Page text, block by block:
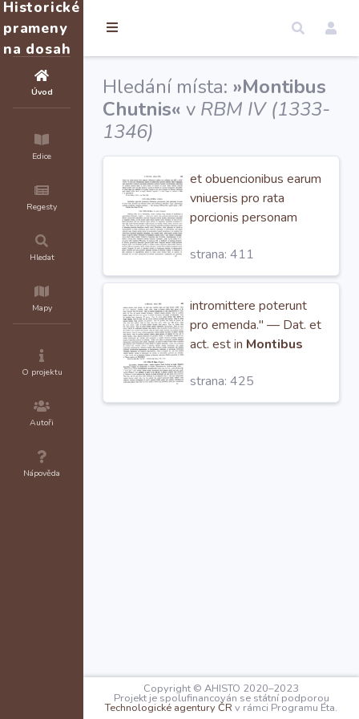
Historické
prameny
na dosah
Úvod
Edice
Regesty
Hledat
Mapy
O projektu
Autoři
Nápověda
Hledání místa: »Montibus
Chutnis« v RBM IV (1333-
1346)
et obuencionibus earum
vniuersis pro rata
porcionis personam
Chutniset Brzeznicz et
alibi vbicunque in
regno
strana: 411
intromittere poterunt
pro emenda." — Dat. et
act. est in Montibus
nostrorum fidelium
presencia in vigilia s.
strana: 425
Copyright © AHISTO 2020–2023
Projekt je spolufinancován se státní podporou
Technologické agentury ČR v rámci Programu Éta.